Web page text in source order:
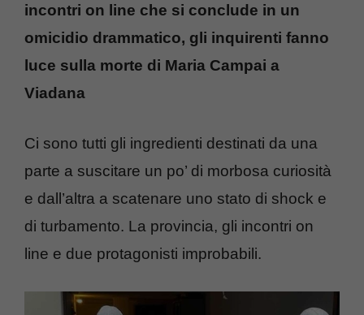
incontri on line che si conclude in un
omicidio drammatico, gli inquirenti fanno
luce sulla morte di Maria Campai a
Viadana
Ci sono tutti gli ingredienti destinati da una
parte a suscitare un po’ di morbosa curiosità
e dall’altra a scatenare uno stato di shock e
di turbamento. La provincia, gli incontri on
line e due protagonisti improbabili.